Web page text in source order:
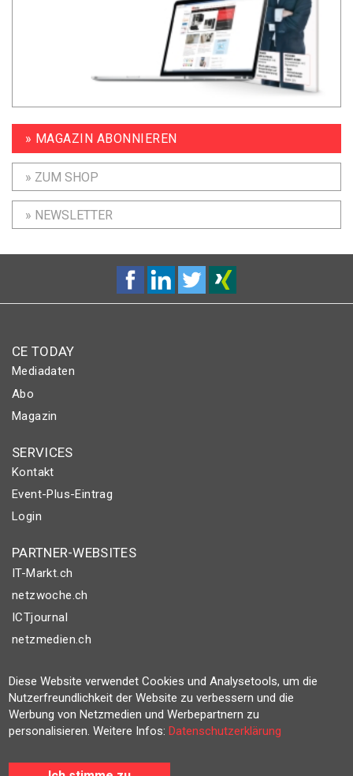
» MAGAZIN ABONNIEREN
» ZUM SHOP
» NEWSLETTER
CE TODAY
Mediadaten
Abo
Magazin
SERVICES
Kontakt
Event-Plus-Eintrag
Login
PARTNER-WEBSITES
IT-Markt.ch
netzwoche.ch
ICTjournal
netzmedien.ch
© NETZMEDIEN AG 2026
Impressum
AGB
Datenschutzerklärung
Diese Website verwendet Cookies und Analysetools, um die
Nutzerfreundlichkeit der Website zu verbessern und die
Werbung von Netzmedien und Werbepartnern zu
personalisieren. Weitere Infos:Datenschutzerklärung